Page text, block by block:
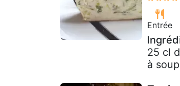
Entrée
25 cl
à